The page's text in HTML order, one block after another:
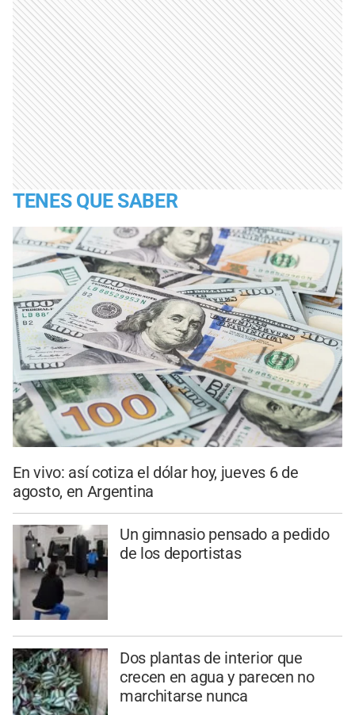
TENES QUE SABER
En vivo: así cotiza el dólar hoy, jueves 6 de
agosto, en Argentina
Un gimnasio pensado a pedido
de los deportistas
Dos plantas de interior que
crecen en agua y parecen no
marchitarse nunca